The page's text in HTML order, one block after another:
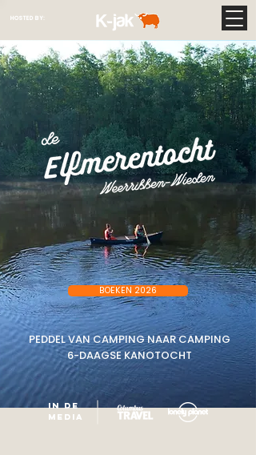
HOSTED BY:
PEDDEL VAN CAMPING NAAR CAMPING
6-DAAGSE KANOTOCHT
BOEKEN 2026
in de
MEDIA